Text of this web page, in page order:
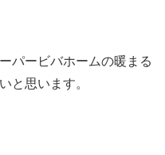
パービバホームの暖まる
と思います。